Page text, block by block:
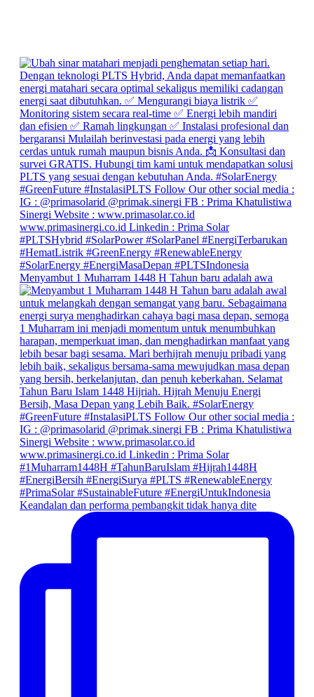
Menyambut 1 Muharram 1448 H Tahun baru adalah awa
Keandalan dan performa pembangkit tidak hanya dite